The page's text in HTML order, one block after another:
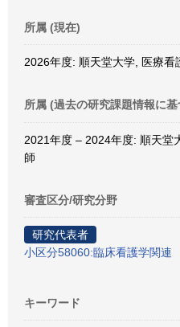
所属 (現在)
2026年度: 順天堂大学, 医療看
所属 (過去の研究課題情報に基
2021年度 – 2024年度: 順天堂
師
審査区分/研究分野
研究代表者
小区分58060:臨床看護学関連
キーワード